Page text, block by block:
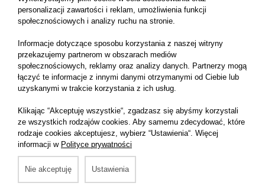
Koszulka z długimi rękawami
personalizacji zawartości i reklam, umożliwienia funkcji
społecznościowych i analizy ruchu na stronie.
Informacje dotyczące sposobu korzystania z naszej witryny
przekazujemy partnerom w obszarach mediów
społecznościowych, reklamy oraz analizy danych. Partnerzy mogą
łączyć te informacje z innymi danymi otrzymanymi od Ciebie lub
uzyskanymi w trakcie korzystania z ich usług.
Klikając “Akceptuję wszystkie“, zgadzasz się abyśmy korzystali
ze wszystkich rodzajów cookies. Aby samemu zdecydować, które
rodzaje cookies akceptujesz, wybierz “Ustawienia“. Więcej
informacji w Polityce prywatności
Nie akceptuję Ustawienia